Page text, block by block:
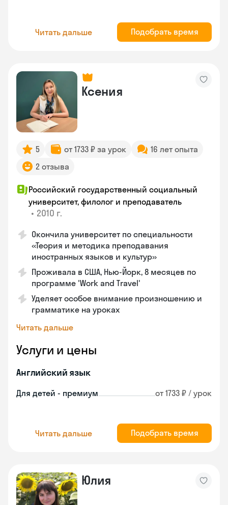
Читать дальше Подобрать время
Ксения
5 от 1733 ₽ за урок
16 лет опыта
2 отзыва
Российский государственный социальный
университет, филолог и преподаватель
• 2010 г.
Окончила университет по специальности
«Теория и методика преподавания
иностранных языков и культур»
Проживала в США, Нью-Йорк, 8 месяцев по
программе 'Work and Travel'
Уделяет особое внимание произношению и
грамматике на уроках
Читать дальше
Услуги и цены
Английский язык
Для детей - премиум от 1733 ₽ / урок
Читать дальше Подобрать время
Юлия